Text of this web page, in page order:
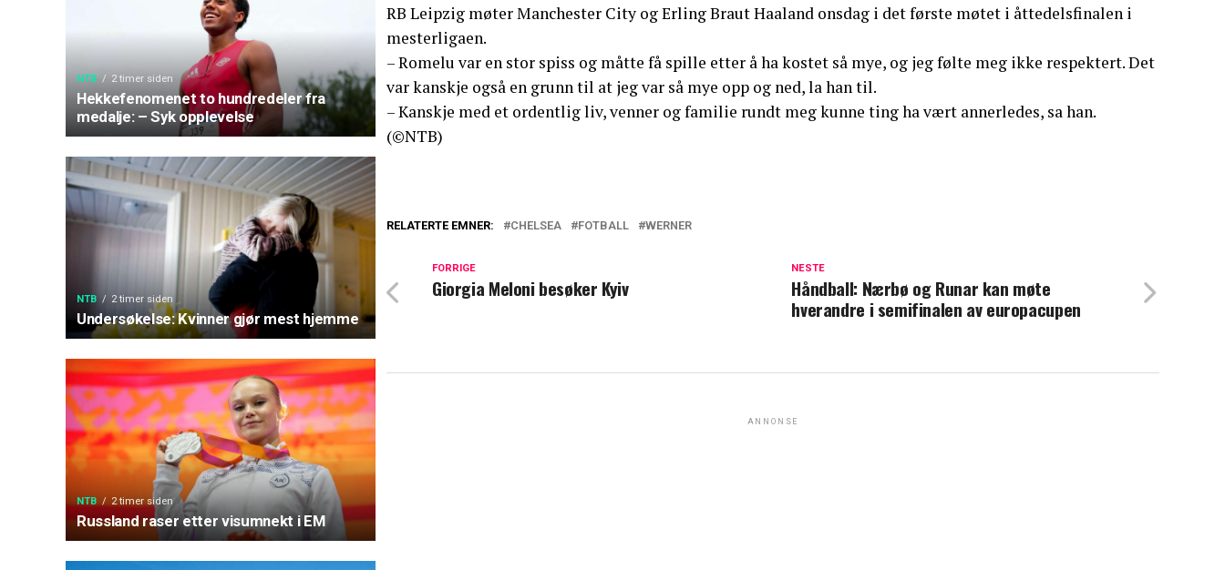
NTB 2 timer siden
Hekkefenomenet to hundredeler fra
medalje: – Syk opplevelse
NTB 2 timer siden
Undersøkelse: Kvinner gjør mest hjemme
NTB 2 timer siden
Russland raser etter visumnekt i EM
RB Leipzig møter Manchester City og Erling Braut Haaland onsdag i det første møtet i åttedelsfinalen i
mesterligaen.
– Romelu var en stor spiss og måtte få spille etter å ha kostet så mye, og jeg følte meg ikke respektert. Det
var kanskje også en grunn til at jeg var så mye opp og ned, la han til.
– Kanskje med et ordentlig liv, venner og familie rundt meg kunne ting ha vært annerledes, sa han.
(©NTB)
RELATERTE EMNER: CHELSEA FOTBALL WERNER
NESTE
Håndball: Nærbø og Runar kan møte
hverandre i semifinalen av europacupen
FORRIGE
Giorgia Meloni besøker Kyiv
ANNONSE